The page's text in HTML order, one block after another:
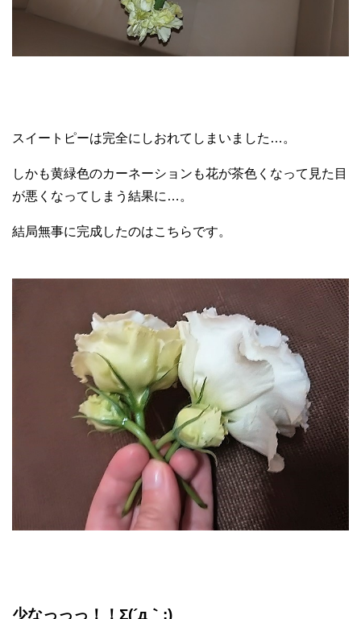
スイートピーは完全にしおれてしまいました…。
しかも黄緑色のカーネーションも花が茶色くなって見た目
が悪くなってしまう結果に…。
結局無事に完成したのはこちらです。
少なっっっ！！Σ(´д｀;)